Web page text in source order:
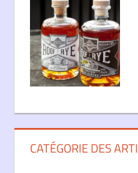
CATÉGORIE DES